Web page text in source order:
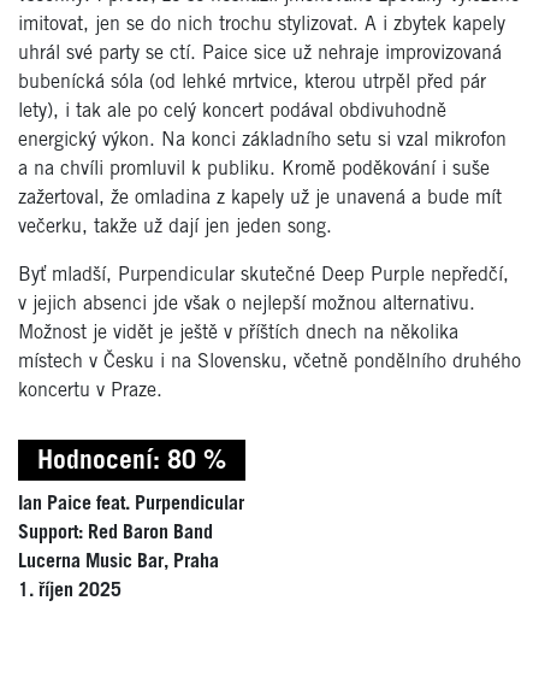
imitovat, jen se do nich trochu stylizovat. A i zbytek kapely
uhrál své party se ctí. Paice sice už nehraje improvizovaná
bubenícká sóla (od lehké mrtvice, kterou utrpěl před pár
lety), i tak ale po celý koncert podával obdivuhodně
energický výkon. Na konci základního setu si vzal mikrofon
a na chvíli promluvil k publiku. Kromě poděkování i suše
zažertoval, že omladina z kapely už je unavená a bude mít
večerku, takže už dají jen jeden song.
Byť mladší, Purpendicular skutečné Deep Purple nepředčí,
v jejich absenci jde však o nejlepší možnou alternativu.
Možnost je vidět je ještě v příštích dnech na několika
místech v Česku i na Slovensku, včetně pondělního druhého
koncertu v Praze.
Hodnocení: 80 %
Ian Paice feat. Purpendicular
Support: Red Baron Band
Lucerna Music Bar, Praha
1. říjen 2025